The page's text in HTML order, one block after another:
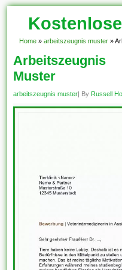
Home » arbeitszeugnis muster »
Muster
arbeitszeugnis muster| By Russell